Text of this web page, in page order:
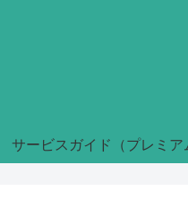
サービスガイド（プレミア